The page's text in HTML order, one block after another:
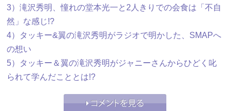
3）滝沢秀明、憧れの堂本光一と2人きりでの会食は「不自
然」な感じ!?
4）タッキー&翼の滝沢秀明がラジオで明かした、SMAPへ
の想い
5）タッキー＆翼の滝沢秀明がジャニーさんからひどく叱
られて学んだこととは!?